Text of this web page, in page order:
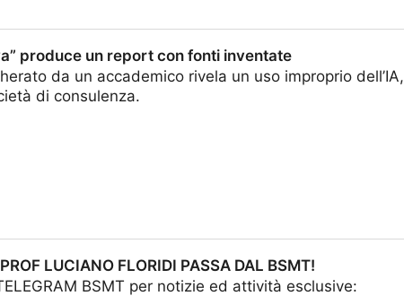
produce un report con fonti inventate
da un accademico rivela un uso improprio dell’IA,
di consulenza.
LUCIANO FLORIDI PASSA DAL BSMT!
TELEGRAM BSMT per notizie ed attività esclusive: